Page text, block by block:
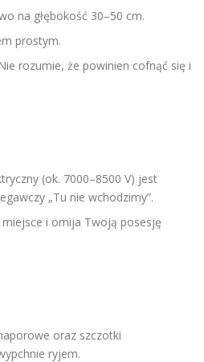
na głębokość 30–50 cm.
prostym.
rozumie, że powinien cofnąć się i
(ok. 7000–8500 V) jest
„Tu nie wchodzimy”.
i omija Twoją posesję
oraz szczotki
ryjem.